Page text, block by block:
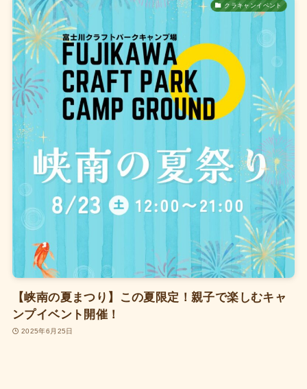
クラキャンイベント
【峡南の夏まつり】この夏限定！親子で楽しむキャ
ンプイベント開催！
2025年6月25日